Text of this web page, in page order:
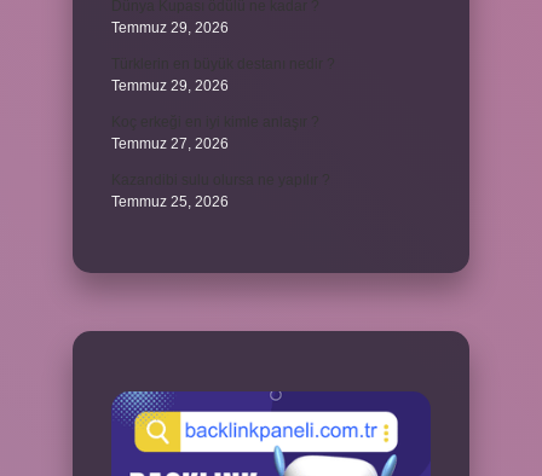
Temmuz 29, 2026
Temmuz 29, 2026
Temmuz 27, 2026
Temmuz 25, 2026